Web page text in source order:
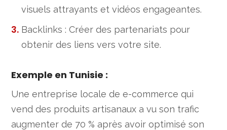
visuels attrayants et vidéos engageantes.
Backlinks : Créer des partenariats pour
obtenir des liens vers votre site.
Exemple en Tunisie :
Une entreprise locale de e-commerce qui
vend des produits artisanaux a vu son trafic
augmenter de 70 % après avoir optimisé son